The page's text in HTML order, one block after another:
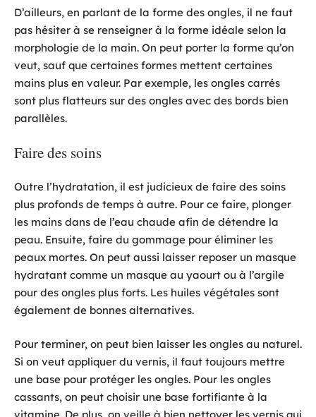
D’ailleurs, en parlant de la forme des ongles, il ne faut
pas hésiter à se renseigner à la forme idéale selon la
morphologie de la main. On peut porter la forme qu’on
veut, sauf que certaines formes mettent certaines
mains plus en valeur. Par exemple, les ongles carrés
sont plus flatteurs sur des ongles avec des bords bien
parallèles.
Faire des soins
Outre l’hydratation, il est judicieux de faire des soins
plus profonds de temps à autre. Pour ce faire, plonger
les mains dans de l’eau chaude afin de détendre la
peau. Ensuite, faire du gommage pour éliminer les
peaux mortes. On peut aussi laisser reposer un masque
hydratant comme un masque au yaourt ou à l’argile
pour des ongles plus forts. Les huiles végétales sont
également de bonnes alternatives.
Pour terminer, on peut bien laisser les ongles au naturel.
Si on veut appliquer du vernis, il faut toujours mettre
une base pour protéger les ongles. Pour les ongles
cassants, on peut choisir une base fortifiante à la
vitamine. De plus, on veille à bien nettoyer les vernis qui